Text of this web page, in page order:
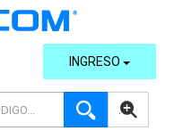
AVANZADA
INGRESO